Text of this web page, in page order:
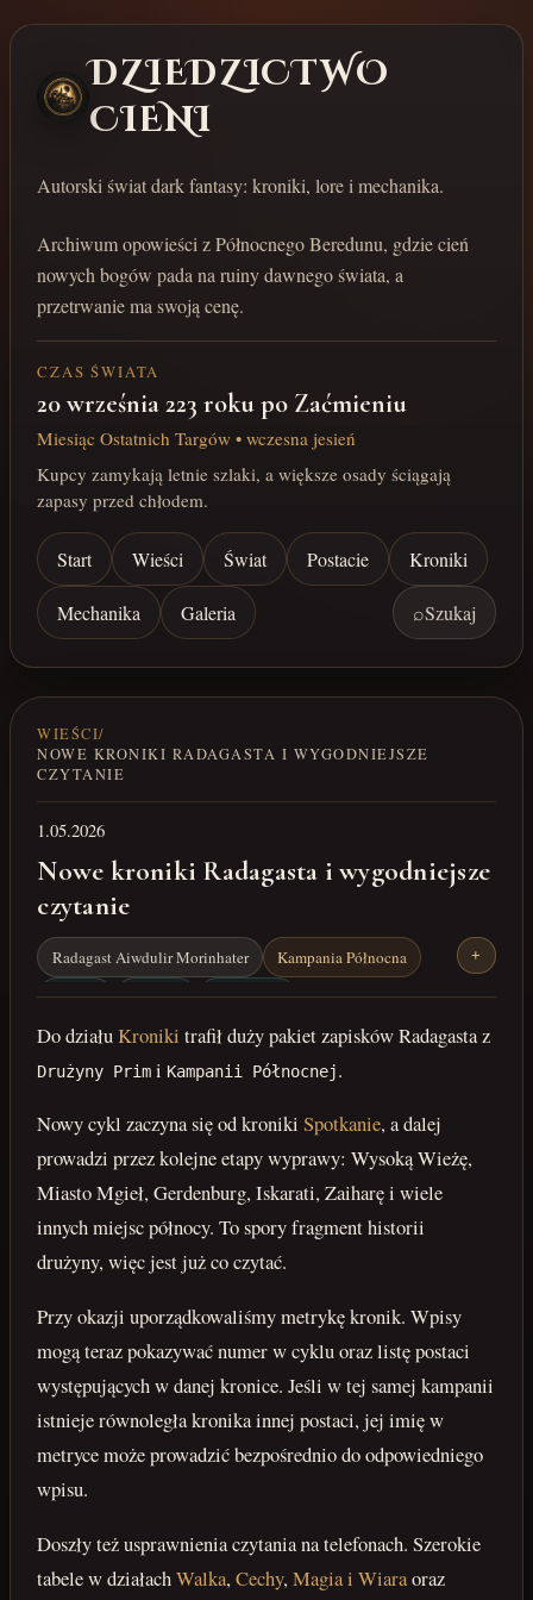
DZIEDZICTWO
CIENI
Autorski świat dark fantasy: kroniki, lore i mechanika.
Archiwum opowieści z Północnego Beredunu, gdzie cień
nowych bogów pada na ruiny dawnego świata, a
przetrwanie ma swoją cenę.
CZAS ŚWIATA
20 września 223 roku po Zaćmieniu
Miesiąc Ostatnich Targów • wczesna jesień
Kupcy zamykają letnie szlaki, a większe osady ściągają
zapasy przed chłodem.
Start Wieści Świat Postacie Kroniki
Mechanika Galeria ⌕Szukaj
WIEŚCI/
NOWE KRONIKI RADAGASTA I WYGODNIEJSZE
CZYTANIE
1.05.2026
Nowe kroniki Radagasta i wygodniejsze
czytanie
Radagast Aiwdulir Morinhater
Kampania Północna
kroniki
czytanie mechanika
+
Do działuKroniki trafił duży pakiet zapisków Radagasta z
Drużyny Prim i Kampanii Północnej.
Nowy cykl zaczyna się od kronikiSpotkanie, a dalej
prowadzi przez kolejne etapy wyprawy: Wysoką Wieżę,
Miasto Mgieł, Gerdenburg, Iskarati, Zaiharę i wiele
innych miejsc północy. To spory fragment historii
drużyny, więc jest już co czytać.
Przy okazji uporządkowaliśmy metrykę kronik. Wpisy
mogą teraz pokazywać numer w cyklu oraz listę postaci
występujących w danej kronice. Jeśli w tej samej kampanii
istnieje równoległa kronika innej postaci, jej imię w
metryce może prowadzić bezpośrednio do odpowiedniego
wpisu.
Doszły też usprawnienia czytania na telefonach. Szerokie
tabele w działachWalka,Cechy,Magia i Wiaraoraz